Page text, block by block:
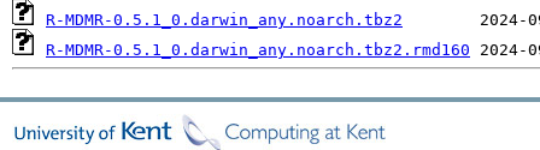
R-MDMR-0.5.1_0.darwin_any.noarch.tbz2
R-MDMR-0.5.1_0.darwin_any.noarch.tbz2.rmd160